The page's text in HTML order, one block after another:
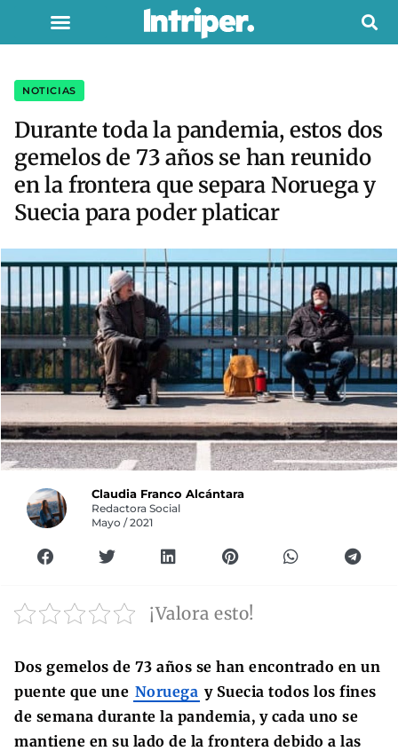
NOTICIAS
Durante toda la pandemia, estos dos
gemelos de 73 años se han reunido
en la frontera que separa Noruega y
Suecia para poder platicar
Claudia Franco Alcántara
Redactora Social
Mayo / 2021
¡Valora esto!
Dos gemelos de 73 años se han encontrado en un
puente que une Noruega y Suecia todos los fines
de semana durante la pandemia, y cada uno se
mantiene en su lado de la frontera debido a las